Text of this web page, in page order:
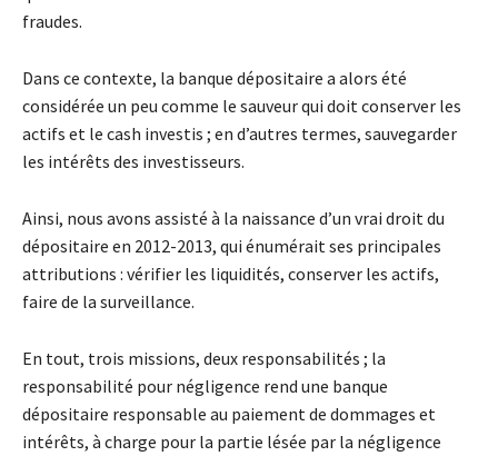
fraudes.
Dans ce contexte, la banque dépositaire a alors été
considérée un peu comme le sauveur qui doit conserver les
actifs et le cash investis ; en d’autres termes, sauvegarder
les intérêts des investisseurs.
Ainsi, nous avons assisté à la naissance d’un vrai droit du
dépositaire en 2012-2013, qui énumérait ses principales
attributions : vérifier les liquidités, conserver les actifs,
faire de la surveillance.
En tout, trois missions, deux responsabilités ; la
responsabilité pour négligence rend une banque
dépositaire responsable au paiement de dommages et
intérêts, à charge pour la partie lésée par la négligence